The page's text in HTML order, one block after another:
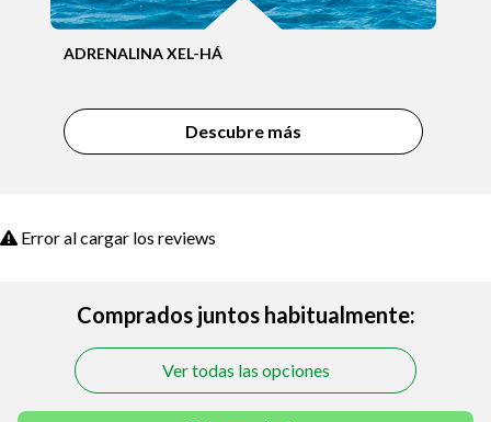
ADRENALINA XEL-HÁ
Descubre más
Error al cargar los reviews
Comprados juntos habitualmente:
Ver todas las opciones